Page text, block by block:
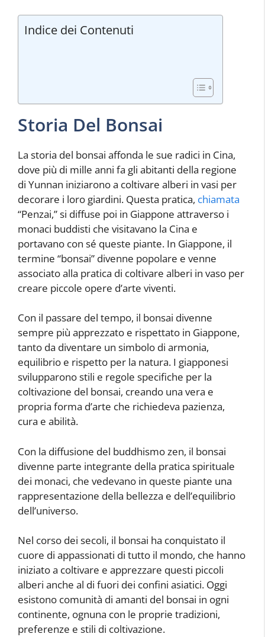
Indice dei Contenuti
Storia Del Bonsai
La storia del bonsai affonda le sue radici in Cina,
dove più di mille anni fa gli abitanti della regione
di Yunnan iniziarono a coltivare alberi in vasi per
decorare i loro giardini. Questa pratica, chiamata
“Penzai,” si diffuse poi in Giappone attraverso i
monaci buddisti che visitavano la Cina e
portavano con sé queste piante. In Giappone, il
termine “bonsai” divenne popolare e venne
associato alla pratica di coltivare alberi in vaso per
creare piccole opere d’arte viventi.
Con il passare del tempo, il bonsai divenne
sempre più apprezzato e rispettato in Giappone,
tanto da diventare un simbolo di armonia,
equilibrio e rispetto per la natura. I giapponesi
svilupparono stili e regole specifiche per la
coltivazione del bonsai, creando una vera e
propria forma d’arte che richiedeva pazienza,
cura e abilità.
Con la diffusione del buddhismo zen, il bonsai
divenne parte integrante della pratica spirituale
dei monaci, che vedevano in queste piante una
rappresentazione della bellezza e dell’equilibrio
dell’universo.
Nel corso dei secoli, il bonsai ha conquistato il
cuore di appassionati di tutto il mondo, che hanno
iniziato a coltivare e apprezzare questi piccoli
alberi anche al di fuori dei confini asiatici. Oggi
esistono comunità di amanti del bonsai in ogni
continente, ognuna con le proprie tradizioni,
preferenze e stili di coltivazione.